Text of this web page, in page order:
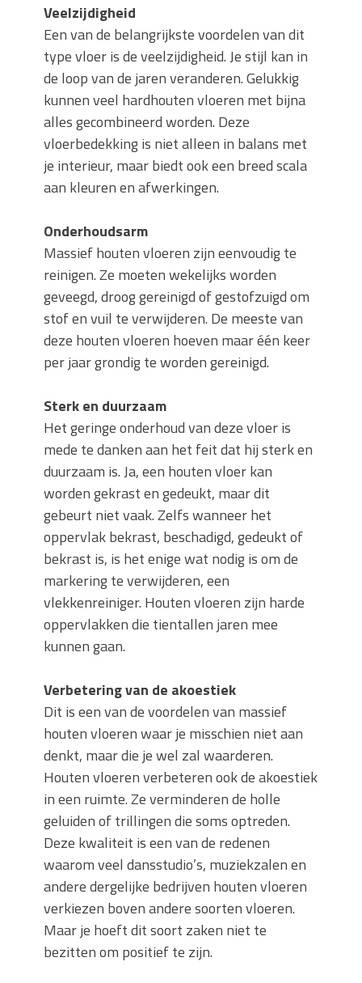
Veelzijdigheid
Een van de belangrijkste voordelen van dit
type vloer is de veelzijdigheid. Je stijl kan in
de loop van de jaren veranderen. Gelukkig
kunnen veel hardhouten vloeren met bijna
alles gecombineerd worden. Deze
vloerbedekking is niet alleen in balans met
je interieur, maar biedt ook een breed scala
aan kleuren en afwerkingen.
Onderhoudsarm
Massief houten vloeren zijn eenvoudig te
reinigen. Ze moeten wekelijks worden
geveegd, droog gereinigd of gestofzuigd om
stof en vuil te verwijderen. De meeste van
deze houten vloeren hoeven maar één keer
per jaar grondig te worden gereinigd.
Sterk en duurzaam
Het geringe onderhoud van deze vloer is
mede te danken aan het feit dat hij sterk en
duurzaam is. Ja, een houten vloer kan
worden gekrast en gedeukt, maar dit
gebeurt niet vaak. Zelfs wanneer het
oppervlak bekrast, beschadigd, gedeukt of
bekrast is, is het enige wat nodig is om de
markering te verwijderen, een
vlekkenreiniger. Houten vloeren zijn harde
oppervlakken die tientallen jaren mee
kunnen gaan.
Verbetering van de akoestiek
Dit is een van de voordelen van massief
houten vloeren waar je misschien niet aan
denkt, maar die je wel zal waarderen.
Houten vloeren verbeteren ook de akoestiek
in een ruimte. Ze verminderen de holle
geluiden of trillingen die soms optreden.
Deze kwaliteit is een van de redenen
waarom veel dansstudio’s, muziekzalen en
andere dergelijke bedrijven houten vloeren
verkiezen boven andere soorten vloeren.
Maar je hoeft dit soort zaken niet te
bezitten om positief te zijn.